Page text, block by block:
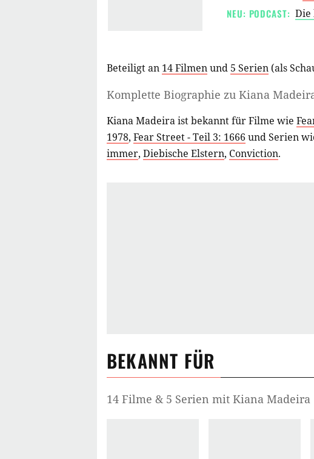
NEU: PODCAST: Die
Beteiligt an 14 Filmenund 5 Serien (als
Komplette Biographie zu Kiana
Kiana Madeira ist bekannt für Filme wie
1978, Fear Street - Teil 3: 1666 und Serien
immer, Diebische Elstern, Conviction.
BEKANNT FÜR
14 Filme & 5 Serien mit Kiana Madeira